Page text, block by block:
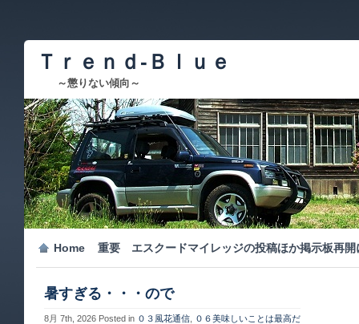
Ｔｒｅｎｄ-Ｂｌｕｅ
～懲りない傾向～
Home 重要 エスクードマイレッジの投稿ほか掲示板再開
暑すぎる・・・ので
8月 7th, 2026 Posted in ０３風花通信 ０６美味しいことは最高だ